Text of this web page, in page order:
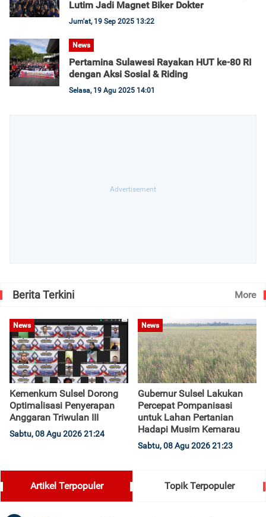
Lutim Jadi Magnet Biker Dokter
Jum'at, 19 Sep 2025 13:22
News
Pertamina Sulawesi Rayakan HUT ke-80 RI
dengan Aksi Sosial & Riding
Selasa, 19 Agu 2025 14:01
Berita Terkini More
News
Kemenkum Sulsel Dorong
Optimalisasi Penyerapan
Anggaran Triwulan III
Sabtu, 08 Agu 2026 21:24
News
Gubernur Sulsel Lakukan
Percepat Pompanisasi
untuk Lahan Pertanian
Hadapi Musim Kemarau
Sabtu, 08 Agu 2026 21:23
Artikel Terpopuler Topik Terpopuler